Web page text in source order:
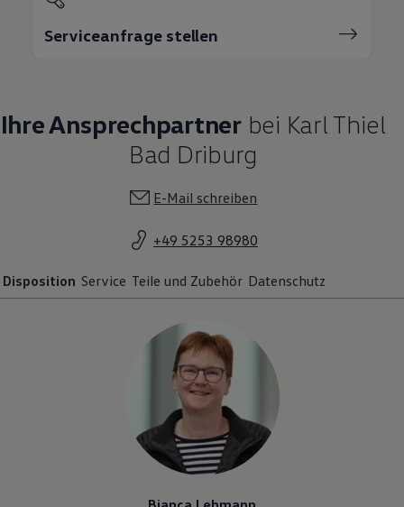
Serviceanfrage stellen
Ihre Ansprechpartnerbei Karl Thiel
Bad Driburg
E-Mail schreiben
+49 5253 98980
Disposition Service Teile und Zubehör Datenschutz